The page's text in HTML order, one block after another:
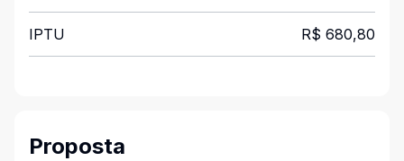
IPTU R$ 680,80
Proposta